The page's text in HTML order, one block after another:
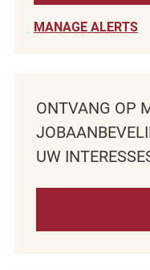
MANAGE ALERTS
ONTVANG OP
UW